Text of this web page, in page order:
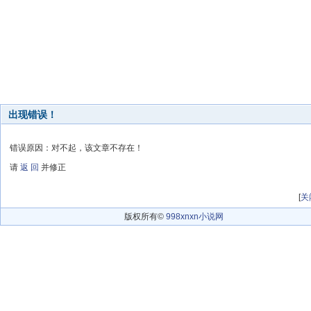
出现错误！
错误原因：对不起，该文章不存在！
请 返 回 并修正
[关
版权所有© 998xnxn小说网